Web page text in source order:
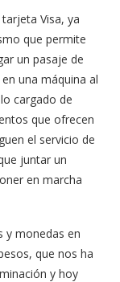
Visa, ya
que permite
un pasaje de
una máquina al
cargado de
que ofrecen
el servicio de
juntar un
en marcha
y monedas en
que nos ha
y hoy